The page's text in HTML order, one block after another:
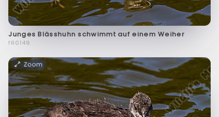
Junges Blässhuhn schwimmt auf einem Weiher
f60149
Zoom